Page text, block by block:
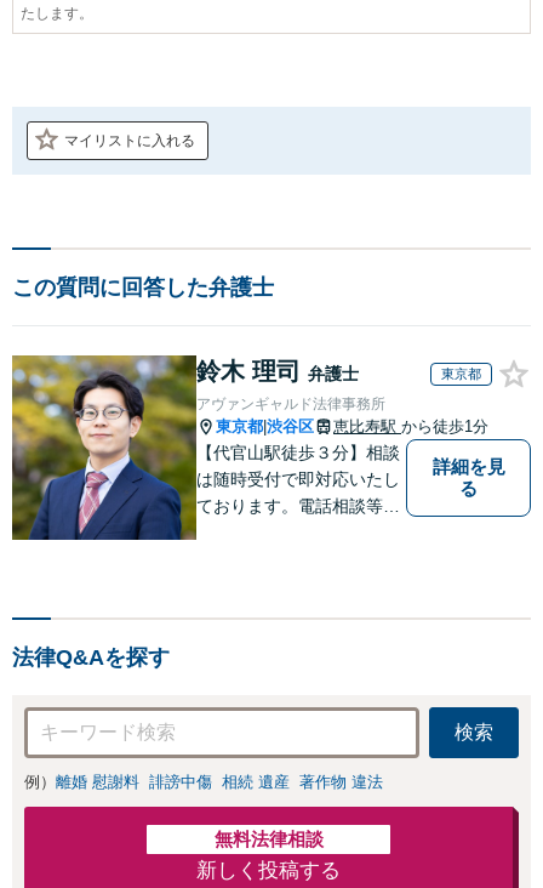
たします。
マイリストに入れる
この質問に回答した弁護士
鈴木 理司 弁護士 東京都
アヴァンギャルド法律事務所
東京都 渋谷区 恵比寿駅 から徒歩1分
【代官山駅徒歩３分】相談
は随時受付で即対応いたし
ております。電話相談等も
詳細を見
る
法律Q&Aを探す
検索
例） 離婚 慰謝料 誹謗中傷 相続 遺産 著作物 違法
無料法律相談
新しく投稿する